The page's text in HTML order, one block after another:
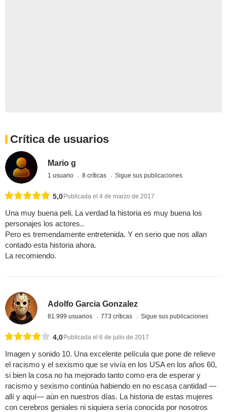
Crítica de usuarios
Mario g
1 usuario 8 críticas Sigue sus publicaciones
5,0 Publicada el 4 de marzo de 2017
Una muy buena peli. La verdad la historia es muy buena los
personajes los actores..
Pero es tremendamente entretenida. Y en serio que nos allan
contado esta historia ahora.
La recomiendo.
Adolfo Garcia Gonzalez
81.999 usuarios 773 críticas Sigue sus publicaciones
4,0 Publicada el 6 de julio de 2017
Imagen y sonido 10. Una excelente película que pone de relieve
el racismo y el sexismo que se vivía en los USA en los años 60,
si bien la cosa no ha mejorado tanto como era de esperar y
racismo y sexismo continúa habiendo en no escasa cantidad —
allí y aquí— aún en nuestros días. La historia de estas mujeres
con cerebros geniales ni siquiera sería conocida por nosotros